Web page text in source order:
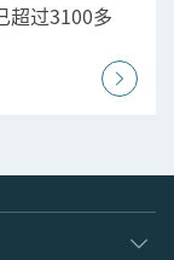
超过3100多